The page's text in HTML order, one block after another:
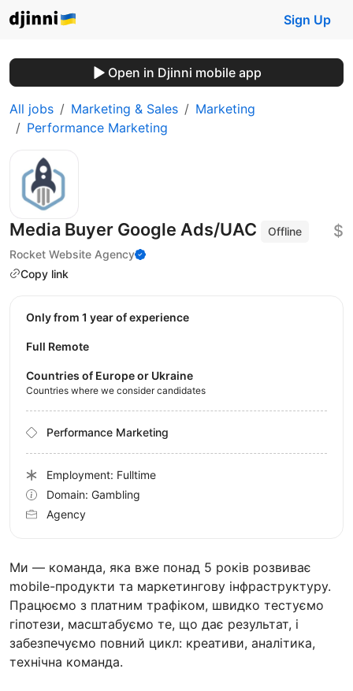
Sign Up
Open in Djinni mobile app
All jobs Marketing & Sales
Marketing
Performance Marketing
Media Buyer Google Ads/UAC
Offline
Rocket Website Agency
Copy link
$
Ми — команда, яка вже понад 5 років розвиває
mobile-продукти та маркетингову інфраструктуру.
Працюємо з платним трафіком, швидко тестуємо
гіпотези, масштабуємо те, що дає результат, і
забезпечуємо повний цикл: креативи, аналітика,
технічна команда.
Only from 1 year of experience
Full Remote
Countries of Europe or Ukraine
Countries where we consider candidates
Performance Marketing
Employment: Fulltime
Domain: Gambling
Agency